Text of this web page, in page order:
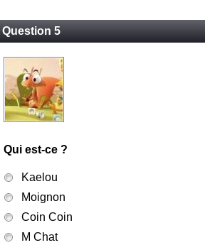
Question 5
Qui est-ce ?
Kaelou
Moignon
Coin Coin
M Chat